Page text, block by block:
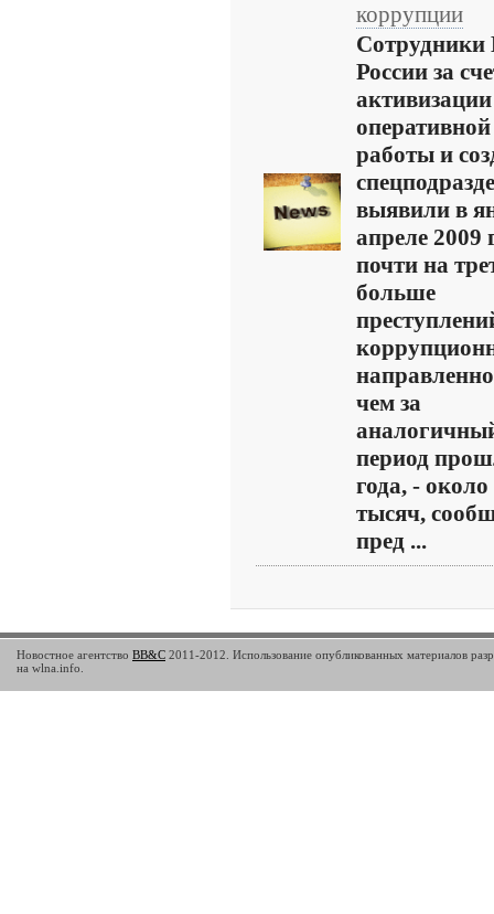
коррупции
России за
активизации
оперативной
работы и
выявили в
апреле 2009
почти на
больше
чем за
период
года, - около
тысяч,
пред ...
Новостное агентство BB&C 2011-2012. Использование опубликованных материалов
на wlna.info.